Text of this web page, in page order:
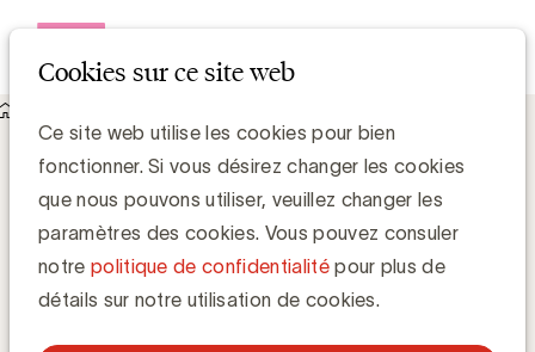
Cookies sur ce site web
Ce site web utilise les cookies pour bien
fonctionner. Si vous désirez changer les cookies
que nous pouvons utiliser, veuillez changer les
paramètres des cookies. Vous pouvez consuler
notre politique de confidentialitépour plus de
détails sur notre utilisation de cookies.
Le CIM sera « customer centric »
Luc Eeckhout, Expert Media - UBA & Vincent Joye,
Communication Manager - CIM